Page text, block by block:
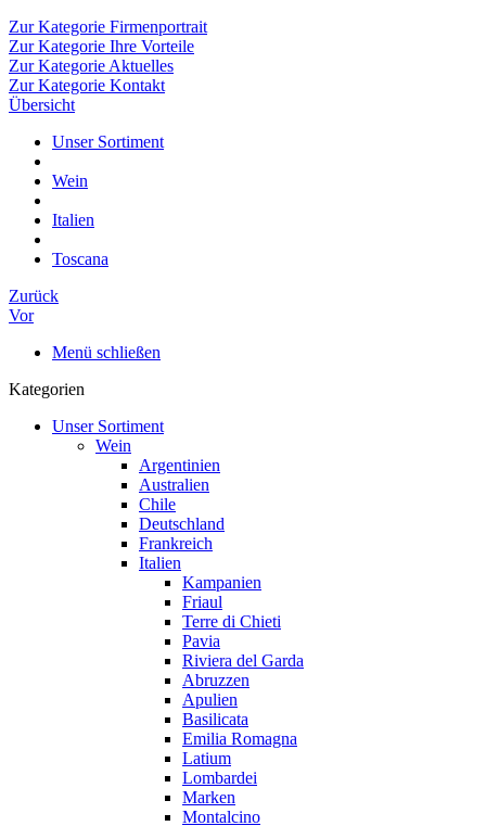
Zur Kategorie Firmenportrait
Zur Kategorie Ihre Vorteile
Zur Kategorie Aktuelles
Zur Kategorie Kontakt
Übersicht
Unser Sortiment
Wein
Italien
Toscana
Zurück
Vor
Menü schließen
Kategorien
Unser Sortiment
Wein
Argentinien
Australien
Chile
Deutschland
Frankreich
Italien
Kampanien
Friaul
Terre di Chieti
Pavia
Riviera del Garda
Abruzzen
Apulien
Basilicata
Emilia Romagna
Latium
Lombardei
Marken
Montalcino